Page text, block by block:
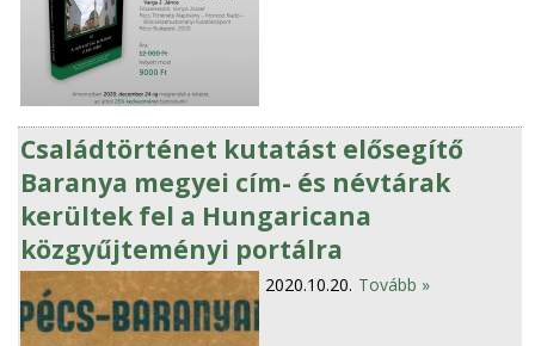
Családtörténet kutatást elősegítő
Baranya megyei cím- és névtárak
kerültek fel a Hungaricana
közgyűjteményi portálra
2020.10.20. Tovább »